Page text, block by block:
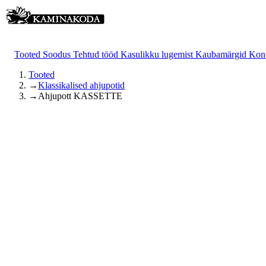
Tooted Soodus Tehtud tööd Kasulikku lugemist Kaubamärgid
Tooted
→Klassikalised ahjupotid
→ Ahjupott KASSETTE